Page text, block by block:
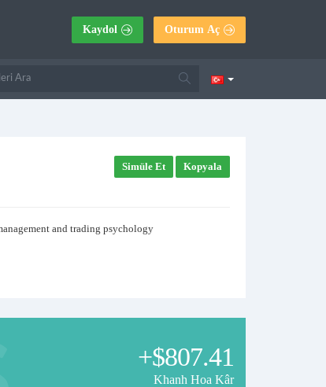
Kaydol Oturum Aç
Simüle Et Kopyala
and trading psychology
+$807.41
Khanh Hoa Kâr